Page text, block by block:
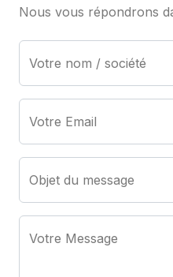
Nous vous répondrons
Votre nom / société
Votre Email
Objet du message
Votre Message